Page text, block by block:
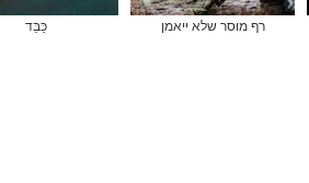
רף מוסר שלא ייאמן כַּבֵּד